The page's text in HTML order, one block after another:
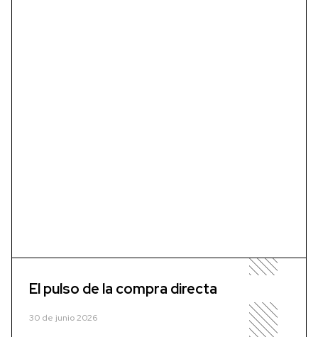
El pulso de la compra directa
30 de junio 2026